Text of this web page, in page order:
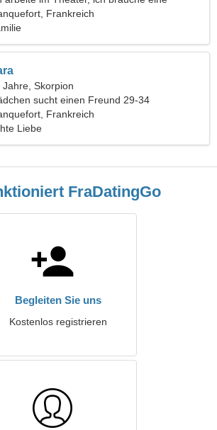
FrauFrankreich
Jahre, Skorpion
sucht einen Freund 29-34
Frankreich
Liebe
FraDatingGo
Begleiten Sie uns
Kostenlos registrieren